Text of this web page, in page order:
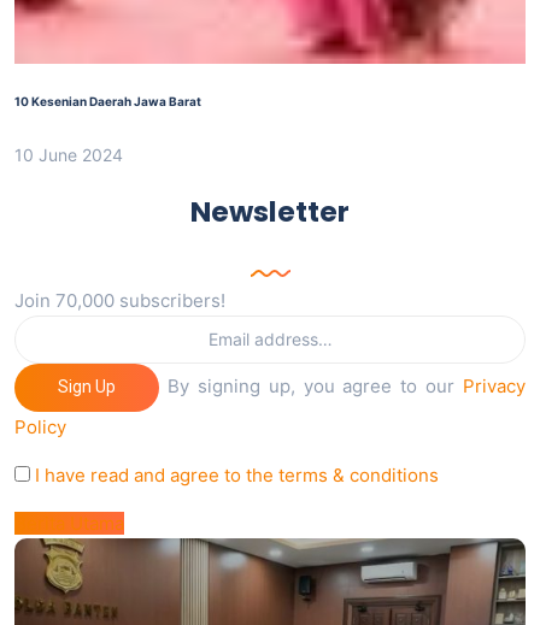
10 Kesenian Daerah Jawa Barat
10 June 2024
Newsletter
Join 70,000 subscribers!
Sign Up By signing up, you agree to our Privacy
Policy
I have read and agree to the terms & conditions
Berita Utama